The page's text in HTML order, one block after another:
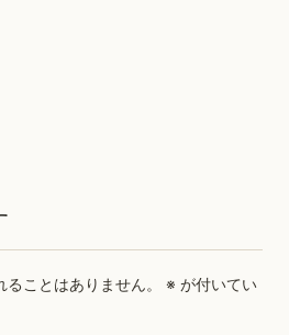
ことはありません。 ※ が付いてい